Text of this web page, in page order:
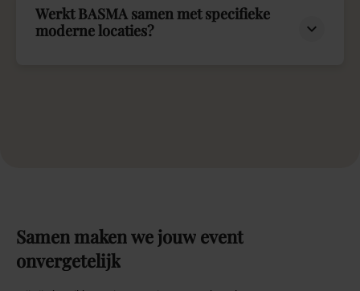
Werkt BASMA samen met specifieke
moderne locaties?
Samen makenwejouw event
onvergetelijk